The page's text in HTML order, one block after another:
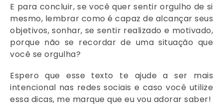
E para concluir, se você quer sentir orgulho de si
mesmo, lembrar como é capaz de alcançar seus
objetivos, sonhar, se sentir realizado e motivado,
porque não se recordar de uma situação que
você se orgulha?
Espero que esse texto te ajude a ser mais
intencional nas redes sociais e caso você utilize
essa dicas, me marque que eu vou adorar saber!